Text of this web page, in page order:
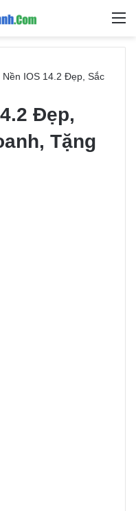
Tìm
Nền IOS 14.2 Đẹp, Sắc
Đẹp,
Tặng